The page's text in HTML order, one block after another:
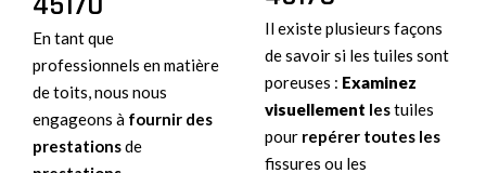
En tant que
professionnels en matière
de toits, nous nous
engageons à fournir des
prestationsde
Il existe plusieurs façons
de savoir si les tuiles sont
poreuses : Examinez
visuellement lestuiles
pour repérer toutes les
fissures ou les